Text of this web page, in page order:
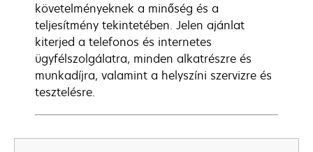
követelményeknek a minőség és a
teljesítmény tekintetében. Jelen ajánlat
kiterjed a telefonos és internetes
ügyfélszolgálatra, minden alkatrészre és
munkadíjra, valamint a helyszíni szervizre és
tesztelésre.